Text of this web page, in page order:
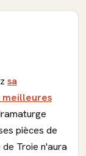
sa
meilleures
pièces de
Troie n'aura